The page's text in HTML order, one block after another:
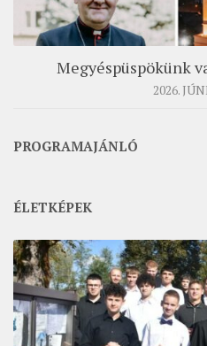
Megyéspüspökünk
2026.
PROGRAMAJÁNLÓ
ÉLETKÉPEK